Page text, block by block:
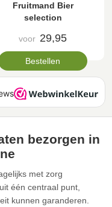
Fruitmand Bier
selection
voor 29,95
Bestellen
bezorgen in
met zorg
één centraal punt,
kunnen garanderen.